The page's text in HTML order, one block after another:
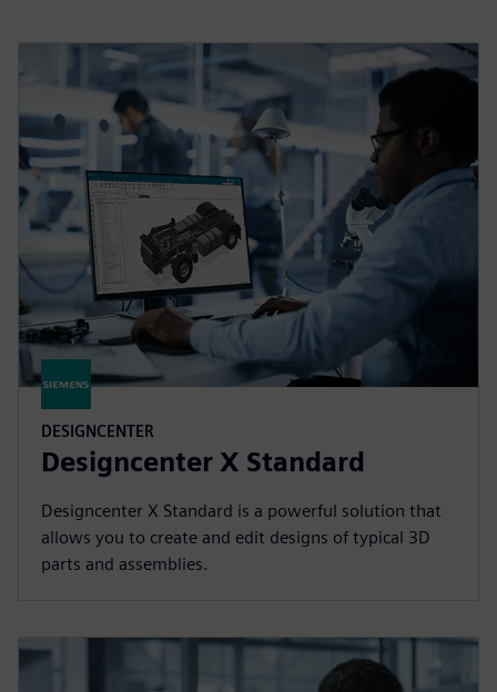
DESIGNCENTER
Designcenter X Standard
Designcenter X Standard is a powerful solution that
allows you to create and edit designs of typical 3D
parts and assemblies.